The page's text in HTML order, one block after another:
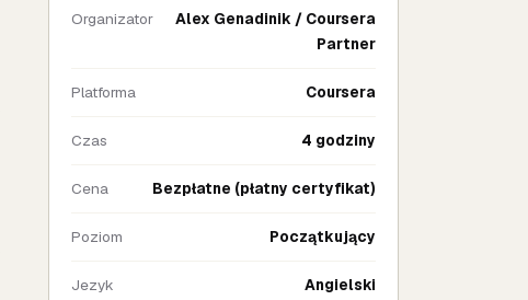
Organizator
Alex Genadinik / Coursera
Partner
Platforma Coursera
Czas 4 godziny
Cena Bezpłatne (płatny certyfikat)
Poziom Początkujący
Jezyk Angielski